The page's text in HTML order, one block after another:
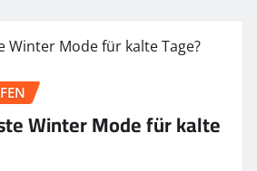
Winter Mode für kalte